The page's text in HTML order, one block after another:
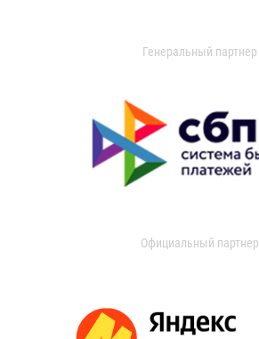
Генеральный партнер
Официальный партнер